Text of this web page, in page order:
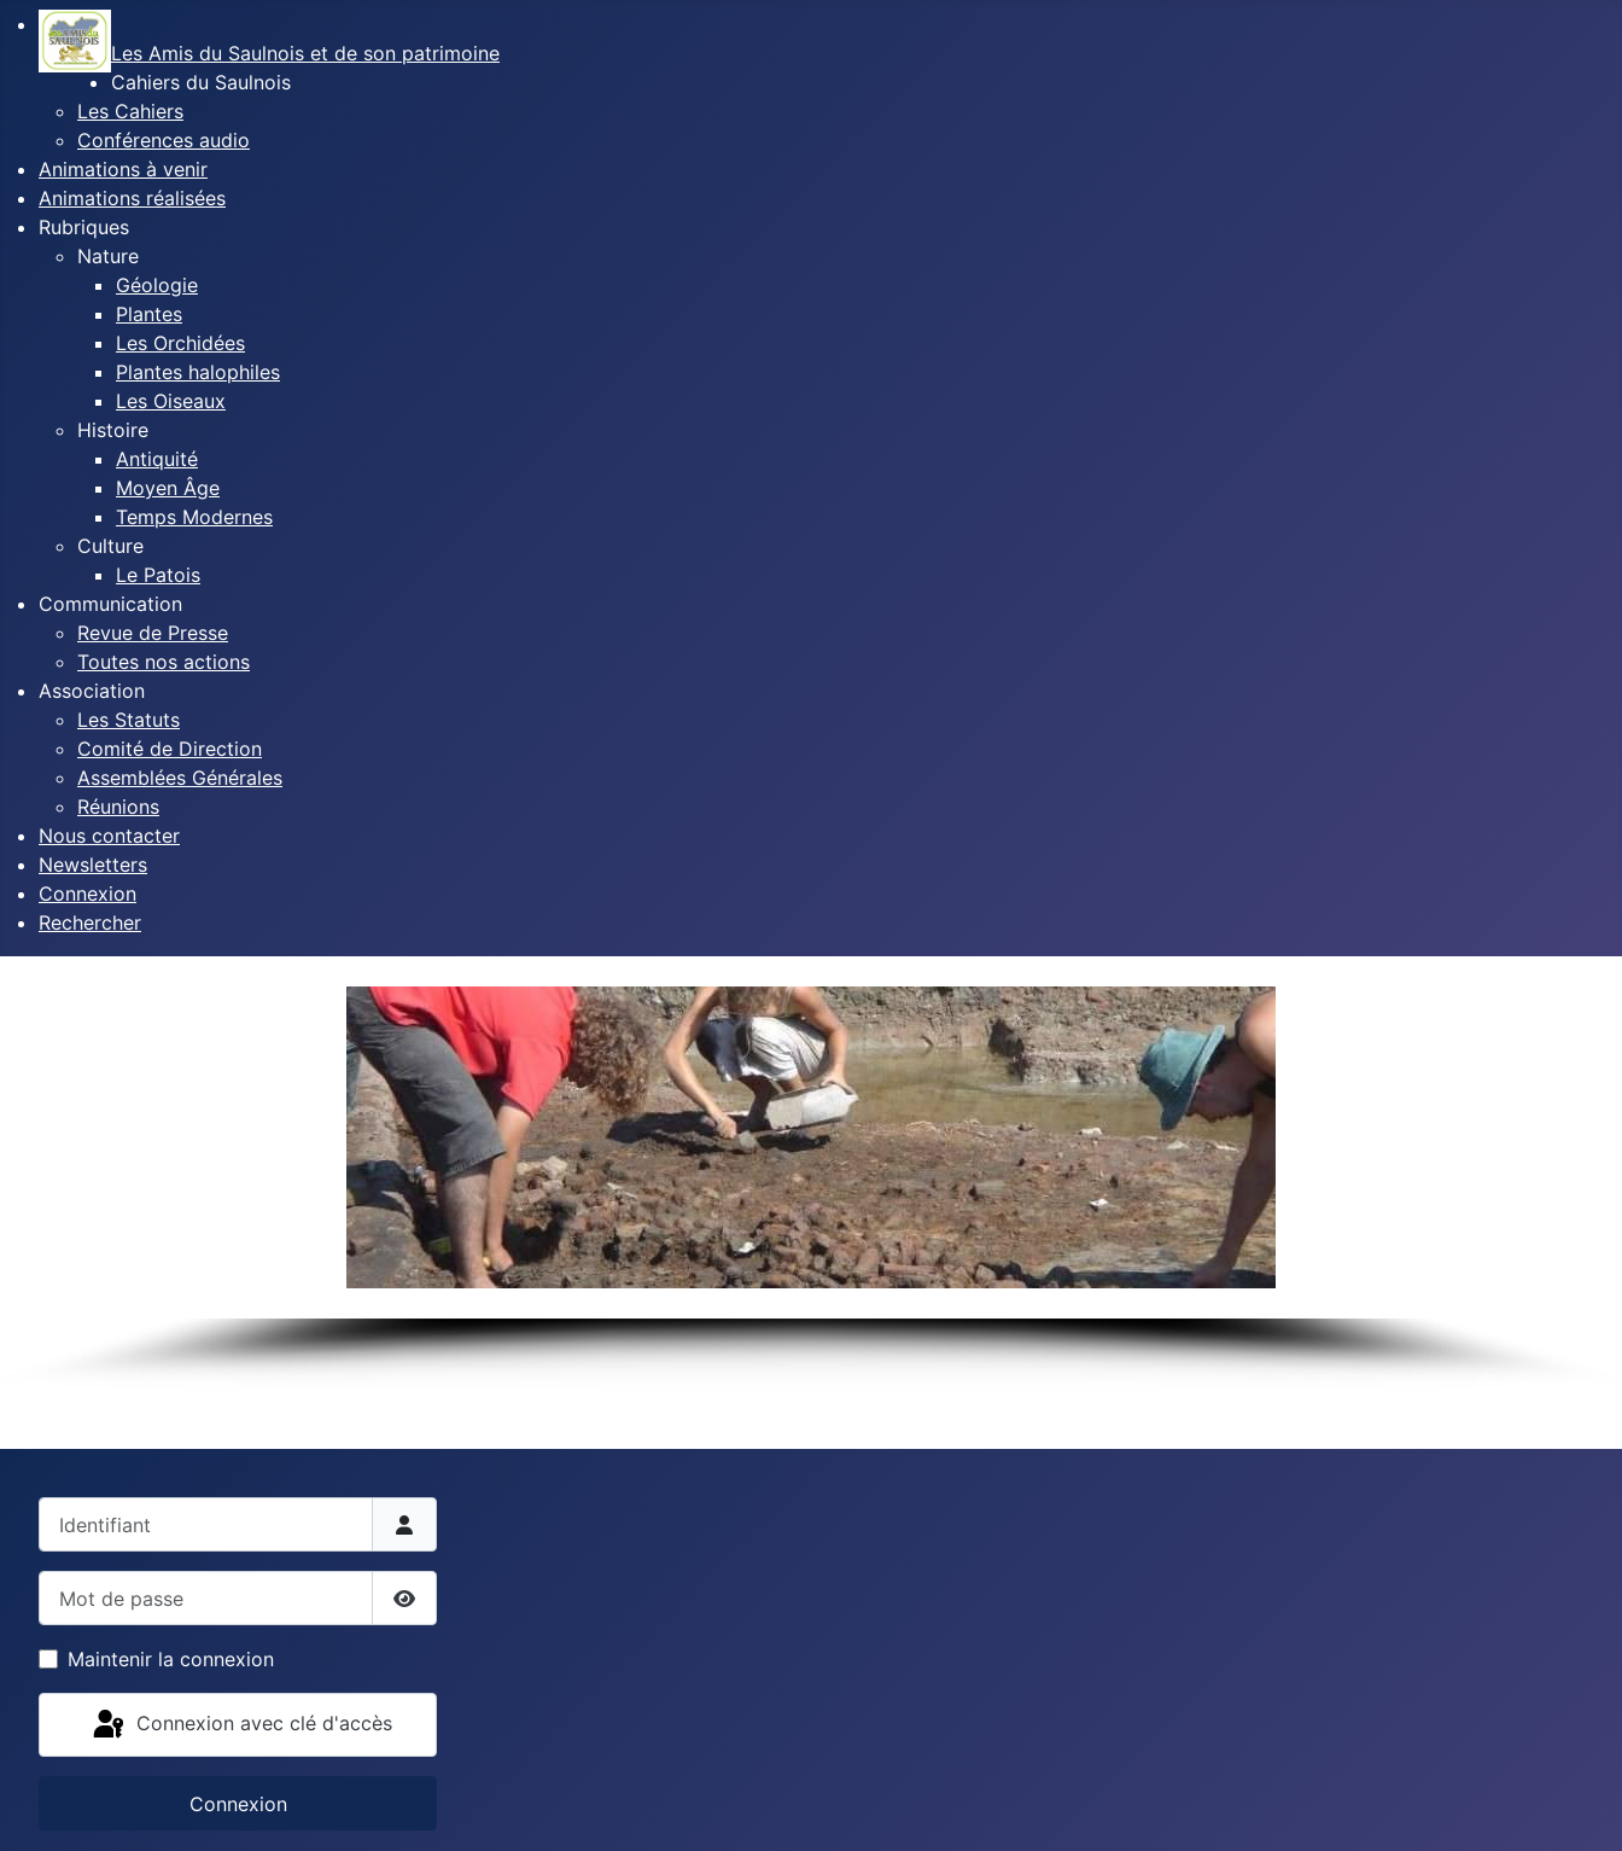
Les Amis du Saulnois et de son patrimoine
Cahiers du Saulnois
Les Cahiers
Conférences audio
Animations à venir
Animations réalisées
Rubriques
Nature
Géologie
Plantes
Les Orchidées
Plantes halophiles
Les Oiseaux
Histoire
Antiquité
Moyen Âge
Temps Modernes
Culture
Le Patois
Communication
Revue de Presse
Toutes nos actions
Association
Les Statuts
Comité de Direction
Assemblées Générales
Réunions
Nous contacter
Newsletters
Connexion
Rechercher
Afficher le mot de passe
Maintenir la connexion
Connexion avec clé d'accès
Connexion